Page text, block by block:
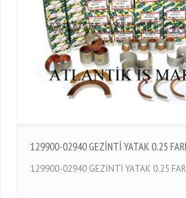
129900-02940 GEZİNTİ YATAK 0.25
129900-02940 GEZİNTİ YATAK 0.25